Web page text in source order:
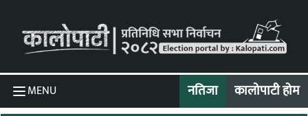
MENU नतिजा कालोपाटी होम